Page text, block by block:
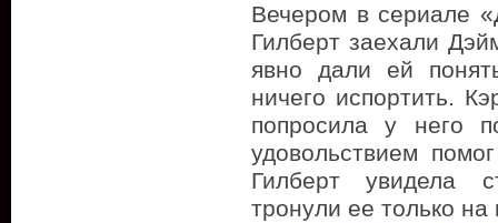
Вечером в сериале
Гилберт заехали
явно дали ей
ничего испортить.
попросила у него
удовольствием
Гилберт увидела
тронули ее только на